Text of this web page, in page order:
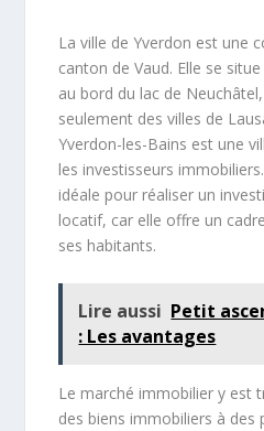
La ville de Yverdon est une
canton de Vaud. Elle se
au bord du lac de
seulement des villes de
Yverdon-les-Bains est une
les investisseurs
idéale pour réaliser un
locatif, car elle offre un
ses habitants.
Lire aussi Petit
: Les avantages
Le marché immobilier y est
des biens immobiliers à des